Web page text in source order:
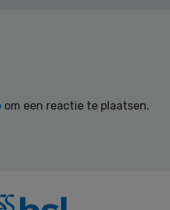
om een reactie te plaatsen.